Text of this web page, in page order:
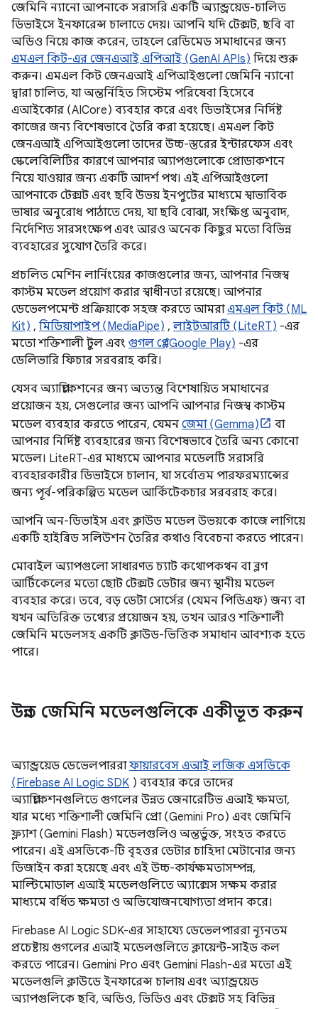
জেমিনি ন্যানো আপনাকে সরাসরি একটি অ্যান্ড্রয়েড-চালিত
ডিভাইসে ইনফারেন্স চালাতে দেয়। আপনি যদি টেক্সট, ছবি বা
অডিও নিয়ে কাজ করেন, তাহলে রেডিমেড সমাধানের জন্য
এমএল কিট-এর জেনএআই এপিআই (GenAI APIs) দিয়ে শুরু
করুন। এমএল কিট জেনএআই এপিআইগুলো জেমিনি ন্যানো
দ্বারা চালিত, যা অন্তর্নিহিত সিস্টেম পরিষেবা হিসেবে
এআইকোর (AICore) ব্যবহার করে এবং ডিভাইসের নির্দিষ্ট
কাজের জন্য বিশেষভাবে তৈরি করা হয়েছে। এমএল কিট
জেনএআই এপিআইগুলো তাদের উচ্চ-স্তরের ইন্টারফেস এবং
স্কেলেবিলিটির কারণে আপনার অ্যাপগুলোকে প্রোডাকশনে
নিয়ে যাওয়ার জন্য একটি আদর্শ পথ। এই এপিআইগুলো
আপনাকে টেক্সট এবং ছবি উভয় ইনপুটের মাধ্যমে স্বাভাবিক
ভাষার অনুরোধ পাঠাতে দেয়, যা ছবি বোঝা, সংক্ষিপ্ত অনুবাদ,
নির্দেশিত সারসংক্ষেপ এবং আরও অনেক কিছুর মতো বিভিন্ন
ব্যবহারের সুযোগ তৈরি করে।
প্রচলিত মেশিন লার্নিংয়ের কাজগুলোর জন্য, আপনার নিজস্ব
কাস্টম মডেল প্রয়োগ করার স্বাধীনতা রয়েছে। আপনার
ডেভেলপমেন্ট প্রক্রিয়াকে সহজ করতে আমরাএমএল কিট (ML
Kit) , মিডিয়াপাইপ (MediaPipe) , লাইটআরটি (LiteRT) -এর
মতো শক্তিশালী টুল এবং গুগল প্লে (Google Play) -এর
ডেলিভারি ফিচার সরবরাহ করি।
যেসব অ্যাপ্লিকেশনের জন্য অত্যন্ত বিশেষায়িত সমাধানের
প্রয়োজন হয়, সেগুলোর জন্য আপনি আপনার নিজস্ব কাস্টম
মডেল ব্যবহার করতে পারেন, যেমন জেমা (Gemma)
বা
আপনার নির্দিষ্ট ব্যবহারের জন্য বিশেষভাবে তৈরি অন্য কোনো
মডেল। LiteRT-এর মাধ্যমে আপনার মডেলটি সরাসরি
ব্যবহারকারীর ডিভাইসে চালান, যা সর্বোত্তম পারফরম্যান্সের
জন্য পূর্ব-পরিকল্পিত মডেল আর্কিটেকচার সরবরাহ করে।
আপনি অন-ডিভাইস এবং ক্লাউড মডেল উভয়কে কাজে লাগিয়ে
একটি হাইব্রিড সলিউশন তৈরির কথাও বিবেচনা করতে পারেন।
মোবাইল অ্যাপগুলো সাধারণত চ্যাট কথোপকথন বা ব্লগ
আর্টিকেলের মতো ছোট টেক্সট ডেটার জন্য স্থানীয় মডেল
ব্যবহার করে। তবে, বড় ডেটা সোর্সের (যেমন পিডিএফ) জন্য বা
যখন অতিরিক্ত তথ্যের প্রয়োজন হয়, তখন আরও শক্তিশালী
জেমিনি মডেলসহ একটি ক্লাউড-ভিত্তিক সমাধান আবশ্যক হতে
পারে।
উন্নত জেমিনি মডেলগুলিকে একীভূত করুন
অ্যান্ড্রয়েড ডেভেলপাররাফায়ারবেস এআই লজিক এসডিকে
(Firebase AI Logic SDK ) ব্যবহার করে তাদের
অ্যাপ্লিকেশনগুলিতে গুগলের উন্নত জেনারেটিভ এআই ক্ষমতা,
যার মধ্যে শক্তিশালী জেমিনি প্রো (Gemini Pro) এবং জেমিনি
ফ্ল্যাশ (Gemini Flash) মডেলগুলিও অন্তর্ভুক্ত, সংহত করতে
পারেন। এই এসডিকে-টি বৃহত্তর ডেটার চাহিদা মেটানোর জন্য
ডিজাইন করা হয়েছে এবং এই উচ্চ-কার্যক্ষমতাসম্পন্ন,
মাল্টিমোডাল এআই মডেলগুলিতে অ্যাক্সেস সক্ষম করার
মাধ্যমে বর্ধিত ক্ষমতা ও অভিযোজনযোগ্যতা প্রদান করে।
Firebase AI Logic SDK-এর সাহায্যে ডেভেলপাররা ন্যূনতম
প্রচেষ্টায় গুগলের এআই মডেলগুলিতে ক্লায়েন্ট-সাইড কল
করতে পারেন। Gemini Pro এবং Gemini Flash-এর মতো এই
মডেলগুলি ক্লাউডে ইনফারেন্স চালায় এবং অ্যান্ড্রয়েড
অ্যাপগুলিকে ছবি, অডিও, ভিডিও এবং টেক্সট সহ বিভিন্ন